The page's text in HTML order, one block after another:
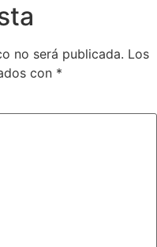
no será publicada. Los
con *